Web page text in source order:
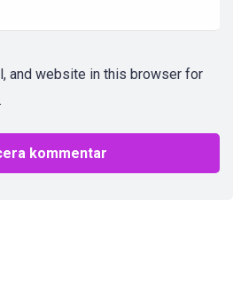
and website in this browser for